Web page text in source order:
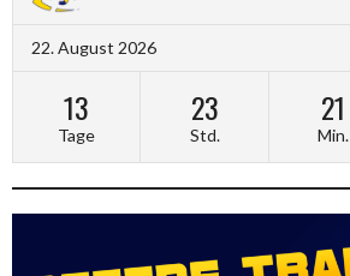
22. August 2026
13
Tage
23
Std.
21
Min.